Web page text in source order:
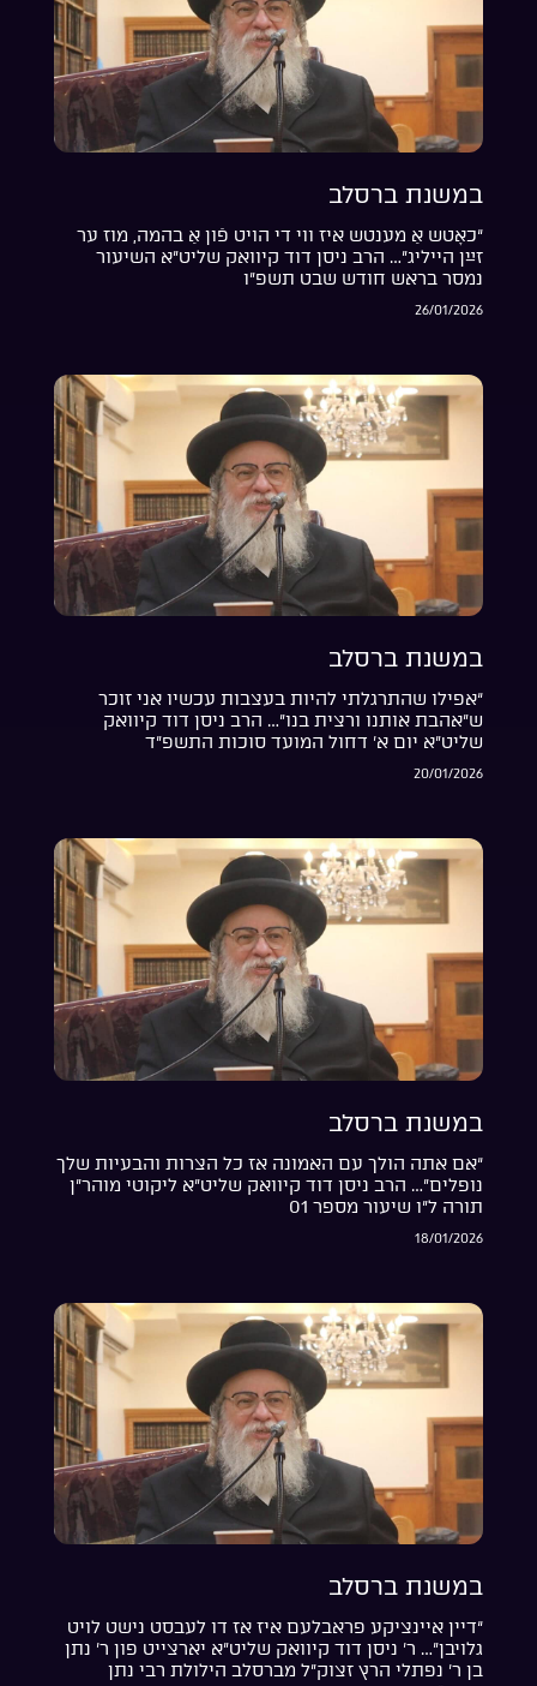
במשנת ברסלב
“כאָטש אַ מענטש איז ווי די הויט פֿון אַ בהמה, מוז ער
זײַן הייליג”… הרב ניסן דוד קיוואק שליט”א השיעור
נמסר בראש חודש שבט תשפ”ו
26/01/2026
במשנת ברסלב
“אפילו שהתרגלתי להיות בעצבות עכשיו אני זוכר
ש”אהבת אותנו ורצית בנו”… הרב ניסן דוד קיוואק
שליט”א יום א’ דחול המועד סוכות התשפ”ד
20/01/2026
במשנת ברסלב
“אם אתה הולך עם האמונה אז כל הצרות והבעיות שלך
נופלים”… הרב ניסן דוד קיוואק שליט”א ליקוטי מוהר”ן
תורה ל”ו שיעור מספר 01
18/01/2026
במשנת ברסלב
“דיין איינציקע פראבלעם איז אז דו לעבסט נישט לויט
גלויבן”… ר’ ניסן דוד קיוואק שליט”א יארצייט פון ר’ נתן
בן ר’ נפתלי הרץ זצוק”ל מברסלב הילולת רבי נתן